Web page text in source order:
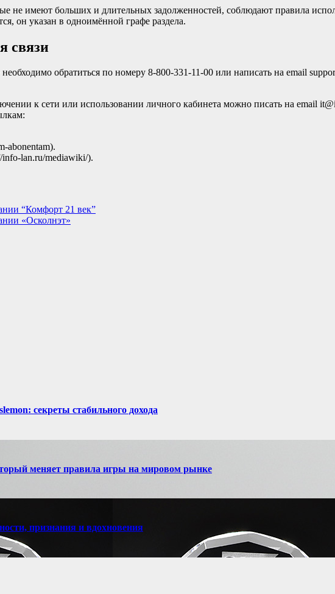
не имеют больших и длительных задолженностей, соблюдают правила
он указан в одноимённой графе раздела.
связи
обратиться по номеру 8-800-331-11-00 или написать на email
к сети или использовании личного кабинета можно писать на email
abonentam).
lan.ru/mediawiki/).
“Комфорт 21 век”
«Осколнэт»
секреты стабильного дохода
меняет правила игры на мировом рынке
признания и вдохновения